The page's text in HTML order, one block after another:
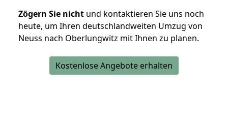
Zögern Sie nicht und kontaktieren Sie uns noch
heute, um Ihren deutschlandweiten Umzug von
Neuss nach Oberlungwitz mit Ihnen zu planen.
Kostenlose Angebote erhalten